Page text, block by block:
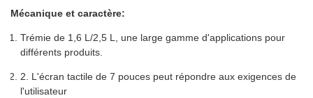
Mécanique et caractère:
Trémie de 1,6 L/2,5 L, une large gamme d'applications pour
différents produits.
2. L'écran tactile de 7 pouces peut répondre aux exigences de
l'utilisateur